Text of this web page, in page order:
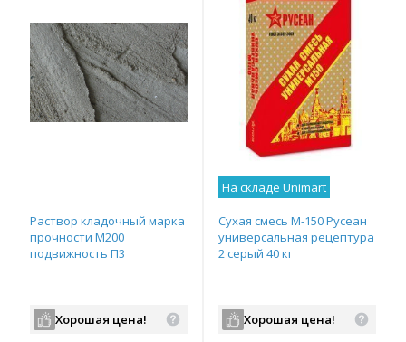
Раствор кладочный марка
прочности М200
подвижность П3
Хорошая цена!
На складе Unimart
Сухая смесь М-150 Русеан
универсальная рецептура
2 серый 40 кг
Хорошая цена!